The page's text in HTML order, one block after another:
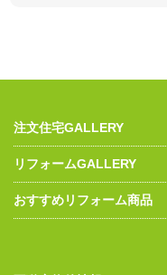
注文住宅GALLERY
リフォームGALLERY
おすすめリフォーム商品